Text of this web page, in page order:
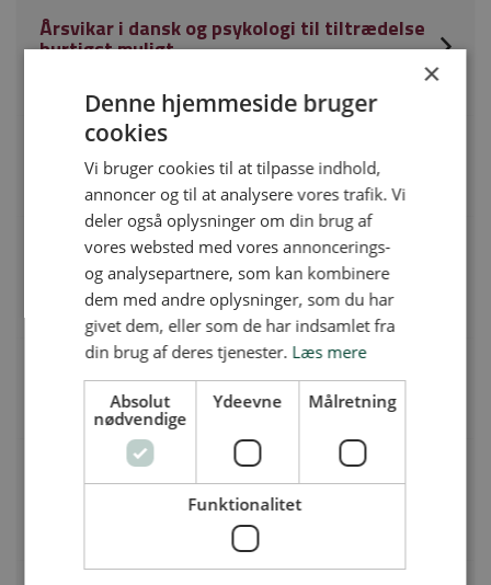
Årsvikar i dansk og psykologi til tiltrædelse
hurtigst muligt
Fast stilling i matematik
Espergærde Gymnasium og HF | Gymnasievej 2, 3060 Espergærde
Et eller flere årsvikariater i historie og
samfundsfag
Egaa Gymnasium | Mejlbyvej 4, 8250 Egå
Teknisk serviceleder til Gladsaxe gymnasium
Gladsaxe Gymnasium | Buddinge Hovedgade 81, 2860 Søborg
Studievejleder til fast fuldtidsstilling på
Handelsgymnasiet i Roskilde
Roskilde Handelsskole | Bakkesvinget 67, 4000 Roskilde
×
Denne hjemmeside bruger
cookies
Vi bruger cookies til at tilpasse indhold,
annoncer og til at analysere vores trafik. Vi
deler også oplysninger om din brug af
vores websted med vores annoncerings-
og analysepartnere, som kan kombinere
dem med andre oplysninger, som du har
givet dem, eller som de har indsamlet fra
din brug af deres tjenester. Læs mere
Absolut
nødvendige
Ydeevne Målretning
Funktionalitet